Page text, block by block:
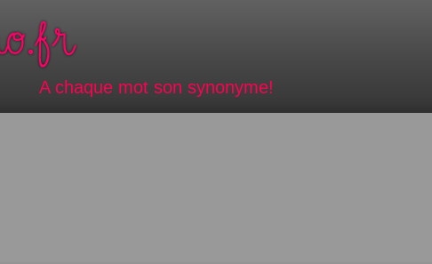
A chaque mot son synonyme!